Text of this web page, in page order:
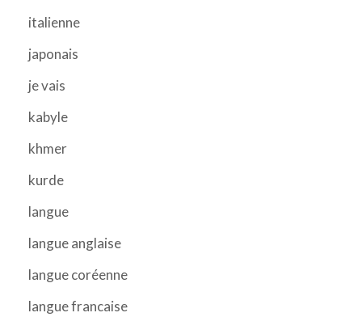
italienne
japonais
je vais
kabyle
khmer
kurde
langue
langue anglaise
langue coréenne
langue francaise